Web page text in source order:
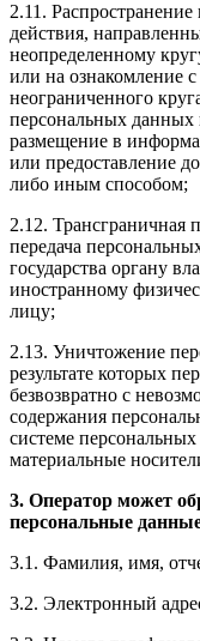
2.11.
действия,
неопределенному
или на ознакомление
неограниченного
персональных данных
размещение в
или предоставление
либо иным способом;
2.12. Трансграничная
передача
государства органу
иностранному
лицу;
2.13. Уничтожение
результате которых
безвозвратно с
содержания
системе
материальные
3. Оператор может
персональные
3.1. Фамилия, имя,
3.2. Электронный